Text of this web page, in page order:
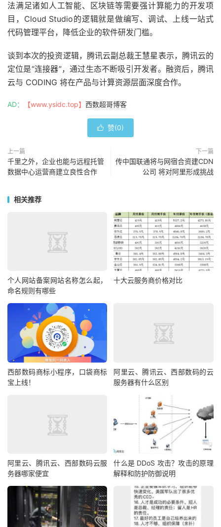
法满足诸如人工智能、区块链等需要强计算能力的开发项
目，Cloud Studio的逻辑就是做编写、调试、上线一站式
代码管理平台，降低企业的软件研发门槛。
谈到本次的投资逻辑，腾讯云副总裁王慧星表示，腾讯云的
定位是“连接器”，通过生态不断吸引开发者。融资后，腾讯
云与 CODING 将在产品与计算资源层面深度合作。
AD： 【www.ysidc.top】 西数超哥博客
 赞(0)
上一篇
千里之外，企业也能与远程托管
数据中心运营商建立良性合作
下一篇
传中国联通将与网宿合资建CDN
公司 将对阿里形成挑战
相关推荐
个人网站备案网站名称怎么起，
命名规则有哪些
十大云服务商价格对比
西部数码商标小程序，口袋商标
宝上线！
阿里云、腾讯云、西部数码的云
服务器有什么区别
阿里云、腾讯云、西部数码云服
务器哪家便宜
什么是 DDoS 攻击？攻击的原理
解释和防护防御说明